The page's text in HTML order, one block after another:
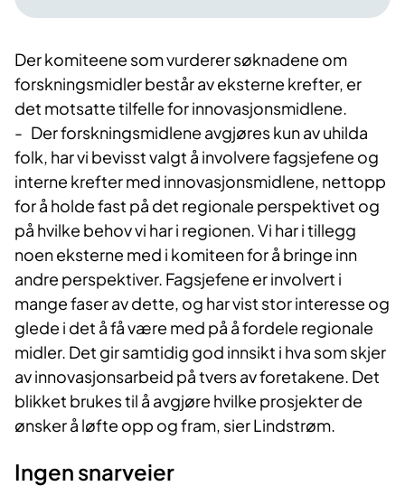
Der komiteene som vurderer søknadene om
forskningsmidler består av eksterne krefter, er
det motsatte tilfelle for innovasjonsmidlene.
- Der forskningsmidlene avgjøres kun av uhilda
folk, har vi bevisst valgt å involvere fagsjefene og
interne krefter med innovasjonsmidlene, nettopp
for å holde fast på det regionale perspektivet og
på hvilke behov vi har i regionen. Vi har i tillegg
noen eksterne med i komiteen for å bringe inn
andre perspektiver. Fagsjefene er involvert i
mange faser av dette, og har vist stor interesse og
glede i det å få være med på å fordele regionale
midler. Det gir samtidig god innsikt i hva som skjer
av innovasjonsarbeid på tvers av foretakene. Det
blikket brukes til å avgjøre hvilke prosjekter de
ønsker å løfte opp og fram, sier Lindstrøm.
Ingen snarveier